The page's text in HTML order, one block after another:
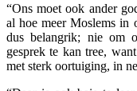
“Ons moet ook ander
al hoe meer Moslems in
dus belangrik; nie om
gesprek te kan tree,
met sterk oortuiging, in